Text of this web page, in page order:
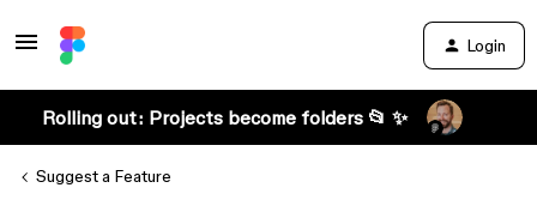
Login
Rolling out: Projects become folders 📂 ✨
Suggest a Feature